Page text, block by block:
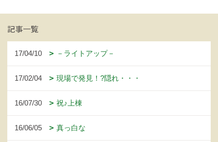
記事一覧
17/04/10 －ライトアップ－
17/02/04 現場で発見！?隠れ・・・
16/07/30 祝♪上棟
16/06/05 真っ白な